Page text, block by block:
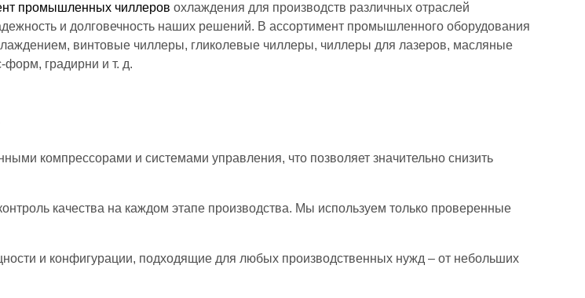
промышленных чиллеров охлаждения для производств различных отраслей
и долговечность наших решений. В ассортимент промышленного оборудования
винтовые чиллеры, гликолевые чиллеры, чиллеры для лазеров, масляные
градирни и т. д.
компрессорами и системами управления, что позволяет значительно снизить
качества на каждом этапе производства. Мы используем только проверенные
и конфигурации, подходящие для любых производственных нужд – от небольших